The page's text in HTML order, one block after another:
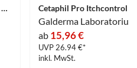
Eubos Sensitive Hand Repair & Schutz Creme 75 ml
ab 15,96 €
UVP 26.94 €*
inkl. MwSt.